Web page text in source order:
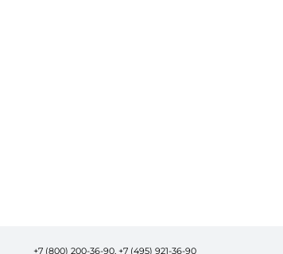
+7 (800) 200-36-90, +7 (495) 921-36-90